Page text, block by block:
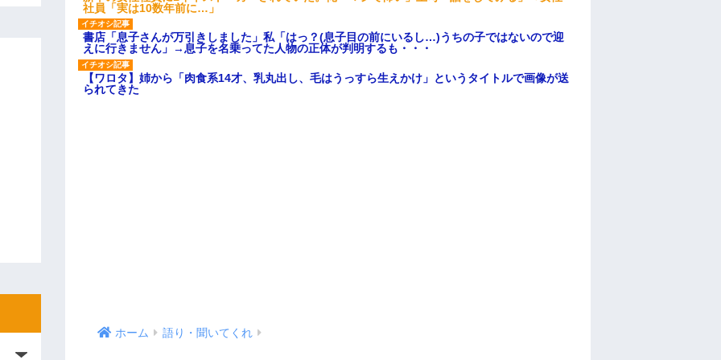
社員「実は10数年前に…」
書店「息子さんが万引きしました」私「はっ？(息子目の前にいるし…)うちの子ではないので迎
えに行きません」→息子を名乗ってた人物の正体が判明するも・・・
【ワロタ】姉から「肉食系14才、乳丸出し、毛はうっすら生えかけ」というタイトルで画像が送
られてきた
ホーム 語り・聞いてくれ